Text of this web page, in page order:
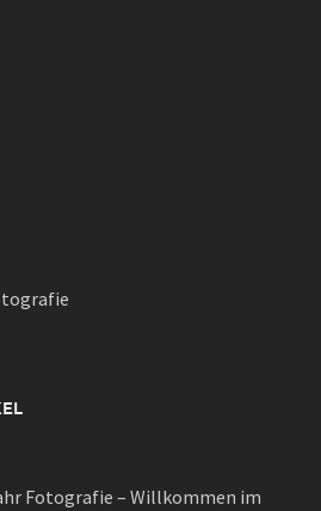
Fotografie – Willkommen im